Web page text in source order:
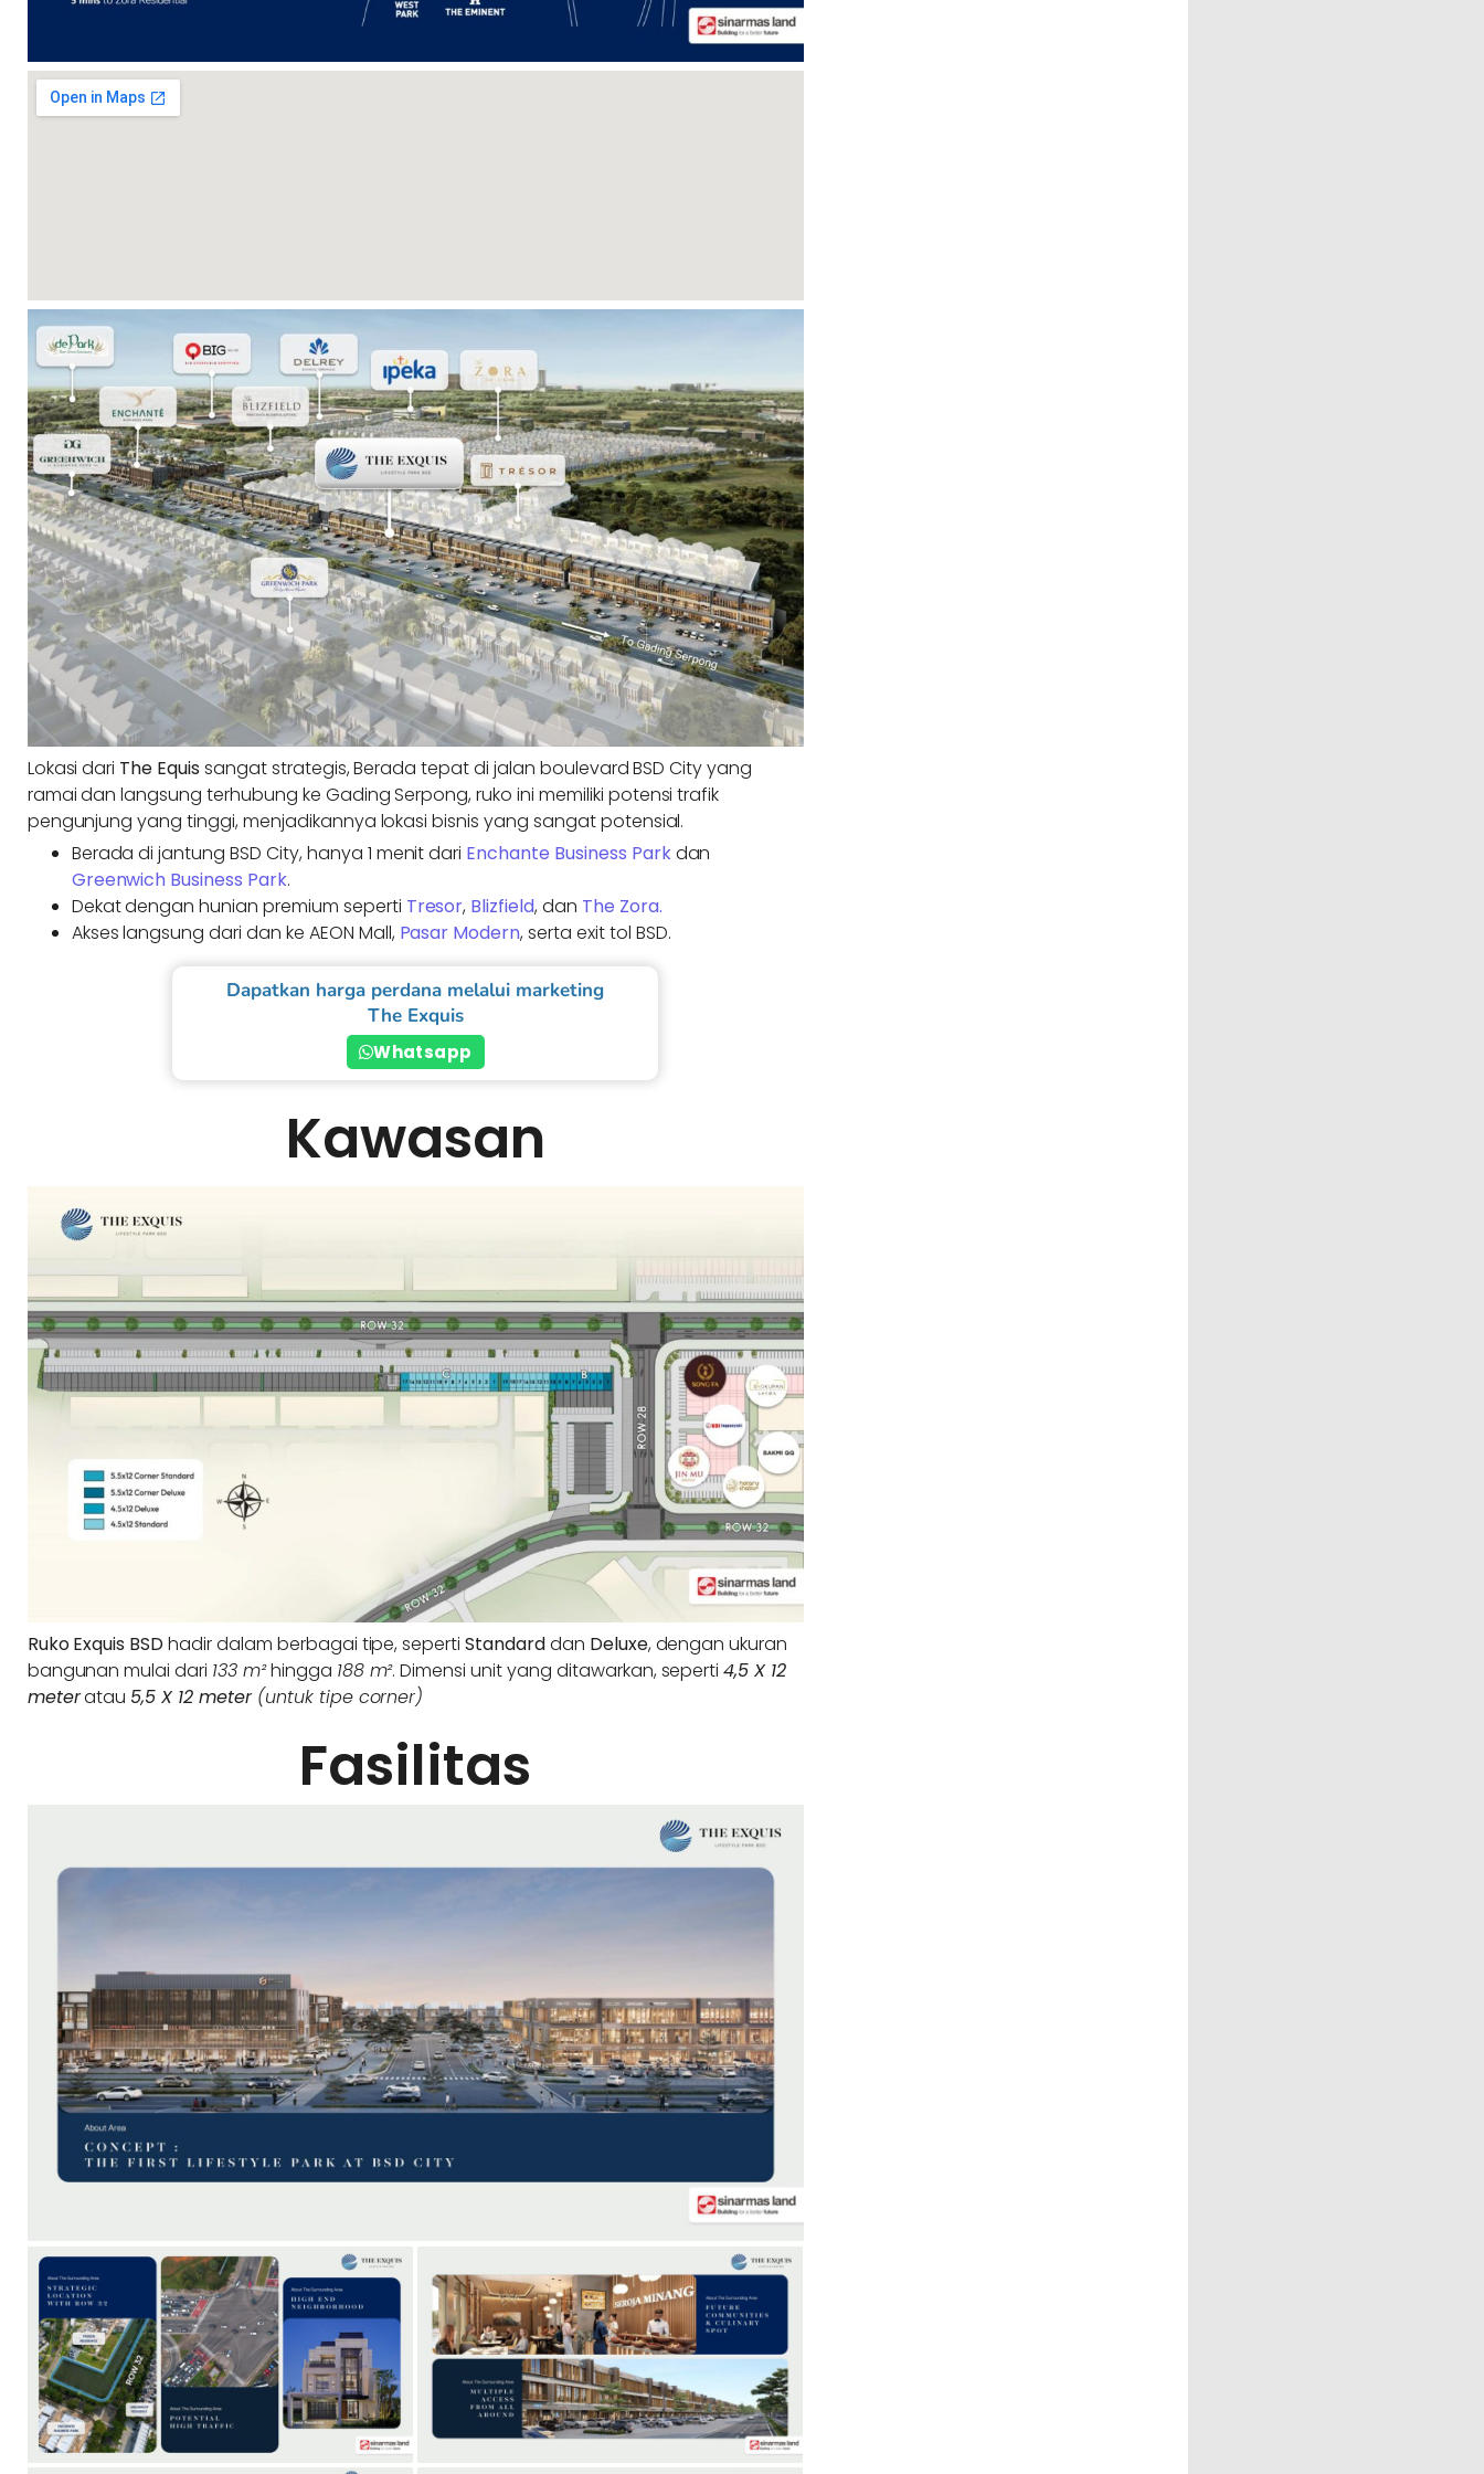
Lokasi dari The Equis sangat strategis, Berada tepat di jalan boulevard BSD City yang
ramai dan langsung terhubung ke Gading Serpong, ruko ini memiliki potensi trafik
pengunjung yang tinggi, menjadikannya lokasi bisnis yang sangat potensial.
Berada di jantung BSD City, hanya 1 menit dari Enchante Business Parkdan
Greenwich Business Park.
Dekat dengan hunian premium seperti Tresor, Blizfield, dan The Zora.
Akses langsung dari dan ke AEON Mall, Pasar Modern, serta exit tol BSD.
Dapatkan harga perdana melalui marketing
The Exquis
Whatsapp
Kawasan
Ruko Exquis BSDhadir dalam berbagai tipe, sepertiStandarddan Deluxe, dengan ukuran
bangunan mulai dari 133 m²hingga 188 m². Dimensi unit yang ditawarkan, seperti4,5 X 12
meteratau 5,5 X 12 meter (untuk tipe corner)
Fasilitas